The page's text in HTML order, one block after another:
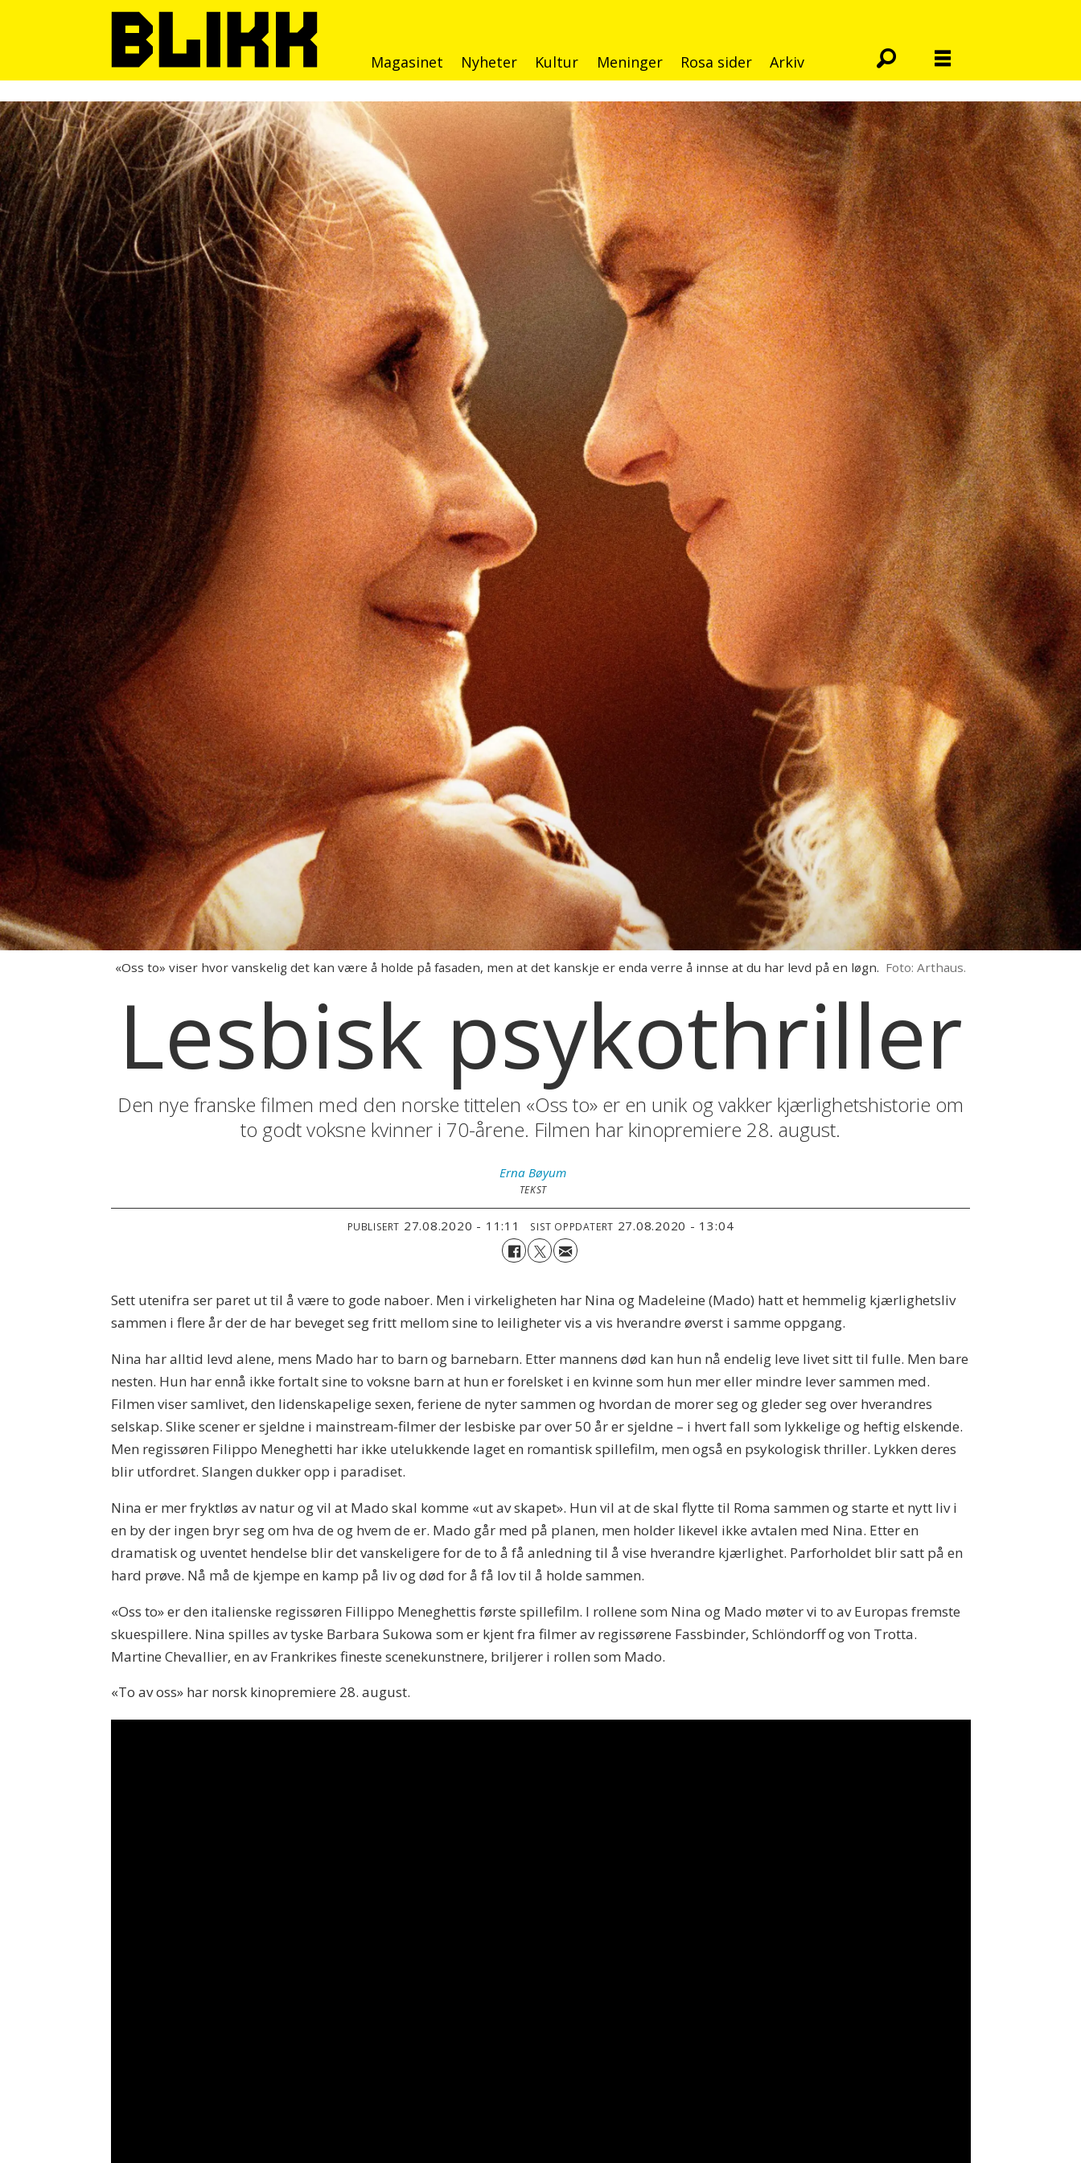
Magasinet Nyheter Kultur Meninger Rosa sider Arkiv
«Oss to» viser hvor vanskelig det kan være å holde på fasaden, men at det kanskje er enda verre å innse at du har levd på en løgn. Foto: Arthaus.
Lesbisk psykothriller
Den nye franske filmen med den norske tittelen «Oss to» er en unik og vakker kjærlighetshistorie om
to godt voksne kvinner i 70-årene. Filmen har kinopremiere 28. august.
Erna Bøyum
TEKST
PUBLISERT 27.08.2020 - 11:11 SIST OPPDATERT 27.08.2020 - 13:04
Sett utenifra ser paret ut til å være to gode naboer. Men i virkeligheten har Nina og Madeleine (Mado) hatt et hemmelig kjærlighetsliv
sammen i flere år der de har beveget seg fritt mellom sine to leiligheter vis a vis hverandre øverst i samme oppgang.
Nina har alltid levd alene, mens Mado har to barn og barnebarn. Etter mannens død kan hun nå endelig leve livet sitt til fulle. Men bare
nesten. Hun har ennå ikke fortalt sine to voksne barn at hun er forelsket i en kvinne som hun mer eller mindre lever sammen med.
Filmen viser samlivet, den lidenskapelige sexen, feriene de nyter sammen og hvordan de morer seg og gleder seg over hverandres
selskap. Slike scener er sjeldne i mainstream-filmer der lesbiske par over 50 år er sjeldne – i hvert fall som lykkelige og heftig elskende.
Men regissøren Filippo Meneghetti har ikke utelukkende laget en romantisk spillefilm, men også en psykologisk thriller. Lykken deres
blir utfordret. Slangen dukker opp i paradiset.
Nina er mer fryktløs av natur og vil at Mado skal komme «ut av skapet». Hun vil at de skal flytte til Roma sammen og starte et nytt liv i
en by der ingen bryr seg om hva de og hvem de er. Mado går med på planen, men holder likevel ikke avtalen med Nina. Etter en
dramatisk og uventet hendelse blir det vanskeligere for de to å få anledning til å vise hverandre kjærlighet. Parforholdet blir satt på en
hard prøve. Nå må de kjempe en kamp på liv og død for å få lov til å holde sammen.
«Oss to» er den italienske regissøren Fillippo Meneghettis første spillefilm. I rollene som Nina og Mado møter vi to av Europas fremste
skuespillere. Nina spilles av tyske Barbara Sukowa som er kjent fra filmer av regissørene Fassbinder, Schlöndorff og von Trotta.
Martine Chevallier, en av Frankrikes fineste scenekunstnere, briljerer i rollen som Mado.
«To av oss» har norsk kinopremiere 28. august.